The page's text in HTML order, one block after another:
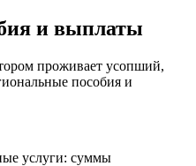
и выплаты
проживает усопший,
пособия и
услуги: суммы